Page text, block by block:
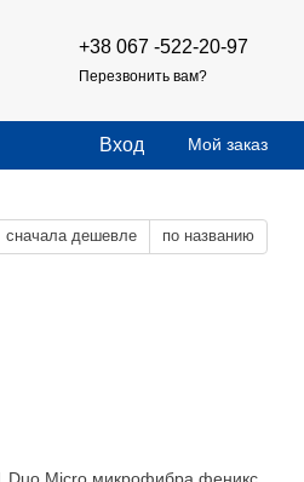
+38 067 -522-20-97
Перезвонить вам?
Вход Мой заказ
сначала дешевле по названию